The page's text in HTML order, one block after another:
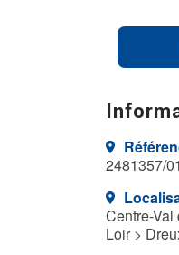
2481357/
Centre-Val
Loir >